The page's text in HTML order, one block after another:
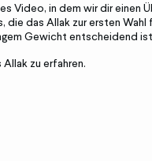
Video, in dem wir dir
die das Allak zur ersten Wahl
Gewicht entscheidend
Allak zu erfahren.